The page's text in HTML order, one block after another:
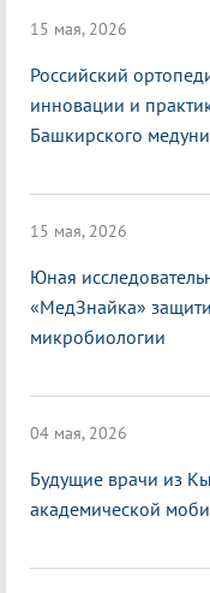
15 мая, 2026
Российский
инновации и
Башкирского
15 мая, 2026
Юная
«МедЗнайка»
микробиологии
04 мая, 2026
Будущие врачи из
академической